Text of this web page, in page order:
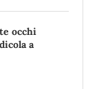
occhi
a